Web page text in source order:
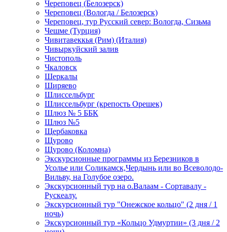
Череповец (Белозерск)
Череповец (Вологда / Белозерск)
Череповец, тур Русский север: Вологда, Сизьма
Чешме (Турция)
Чивитавеккья (Рим) (Италия)
Чивыркуйский залив
Чистополь
Чкаловск
Шеркалы
Ширяево
Шлиссельбург
Шлиссельбург (крепость Орешек)
Шлюз № 5 ББК
Шлюз №5
Щербаковка
Щурово
Щурово (Коломна)
Экскурсионные программы из Березников в
Усолье или Соликамск,Чердынь или во Всеволодо-
Вильву, на Голубое озеро.
Экскурсионный тур на о.Валаам - Сортавалу -
Рускеалу.
Экскурсионный тур "Онежское кольцо" (2 дня / 1
ночь)
Экскурсионный тур «Кольцо Удмуртии» (3 дня / 2